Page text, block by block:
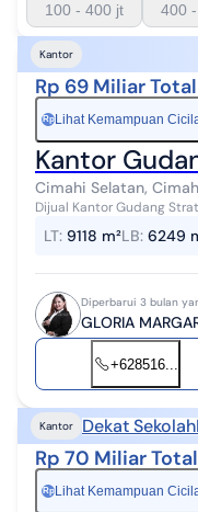
100 - 400 jt 400
Kantor
Rp 69 Miliar Total
Rp Lihat Kemampuan
Kantor
Cimahi Selatan,
Dijual Kantor Gudang
8 SHM Harga 98M Nego! ...
LT: 9118 m²LB: 6249
Diperbarui 3 bulan
GLORIA
+628516...
Kantor Dekat Sekolah
Rp 70 Miliar Total
Rp Lihat Kemampuan